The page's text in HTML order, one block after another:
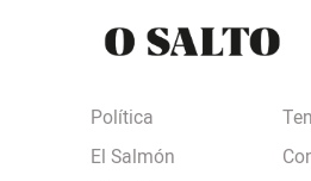
Política
El Salmón